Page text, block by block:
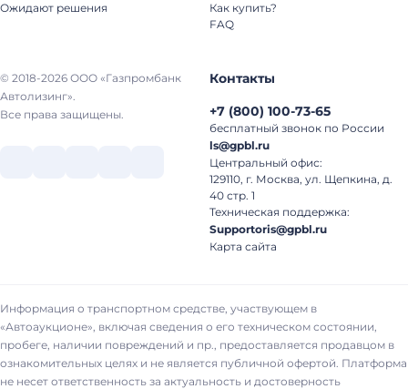
© 2018-2026 ООО «Газпромбанк
Автолизинг».
Все права защищены.
Ожидают решения
Как купить?
FAQ
Контакты
+7 (800) 100-73-65
бесплатный звонок по России
ls@gpbl.ru
Центральный офис:
129110, г. Москва, ул. Щепкина, д.
40 стр. 1
Техническая поддержка:
Supportoris@gpbl.ru
Карта сайта
Информация о транспортном средстве, участвующем в
«Автоаукционе», включая сведения о его техническом состоянии,
пробеге, наличии повреждений и пр., предоставляется продавцом в
ознакомительных целях и не является публичной офертой. Платформа
не несет ответственность за актуальность и достоверность